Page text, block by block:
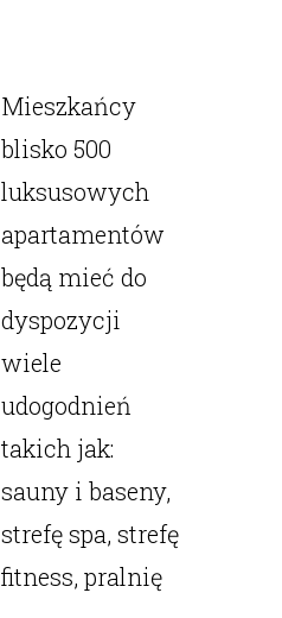
Mieszkańcy
blisko 500
luksusowych
apartamentów
będą mieć do
dyspozycji
wiele
udogodnień
takich jak:
sauny i baseny,
strefę spa, strefę
fitness, pralnię